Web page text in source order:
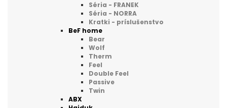
Séria - FRANEK
Séria - NORRA
Kratki - príslušenstvo
BeF home
Bear
Wolf
Therm
Feel
Double Feel
Passive
Twin
ABX